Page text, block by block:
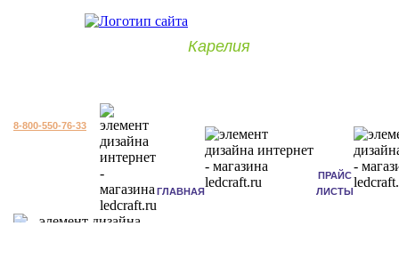
Карелия
8-800-550-76-33
ГЛАВНАЯ
ПРАЙС
ЛИСТЫ